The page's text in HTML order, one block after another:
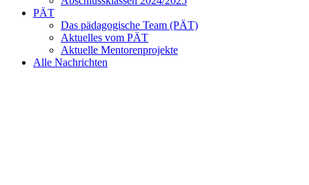
PÄT
Das pädagogische Team (PÄT)
Aktuelles vom PÄT
Aktuelle Mentorenprojekte
Alle Nachrichten